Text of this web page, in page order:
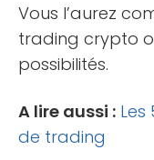
Vous l’aurez
trading crypto
possibilités.
A lire aussi :
de trading